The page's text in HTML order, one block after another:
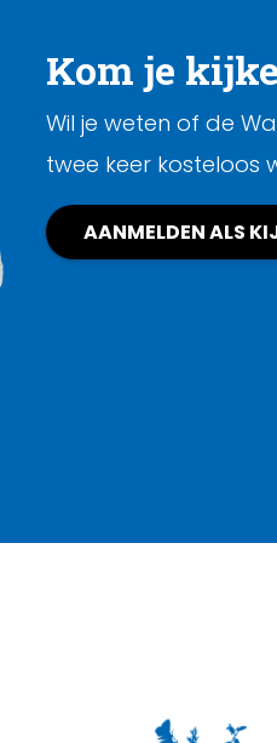
Kom je
Wil je weten of de
twee keer kosteloos
AANMELDEN ALS